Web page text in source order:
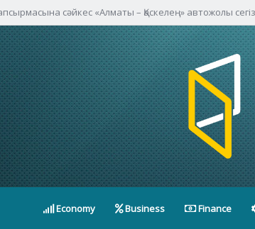
сәйкес «Алматы – Қаскелең» автожолы
Economy Business Finance